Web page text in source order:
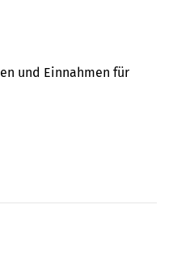
und Ein­nahmen für